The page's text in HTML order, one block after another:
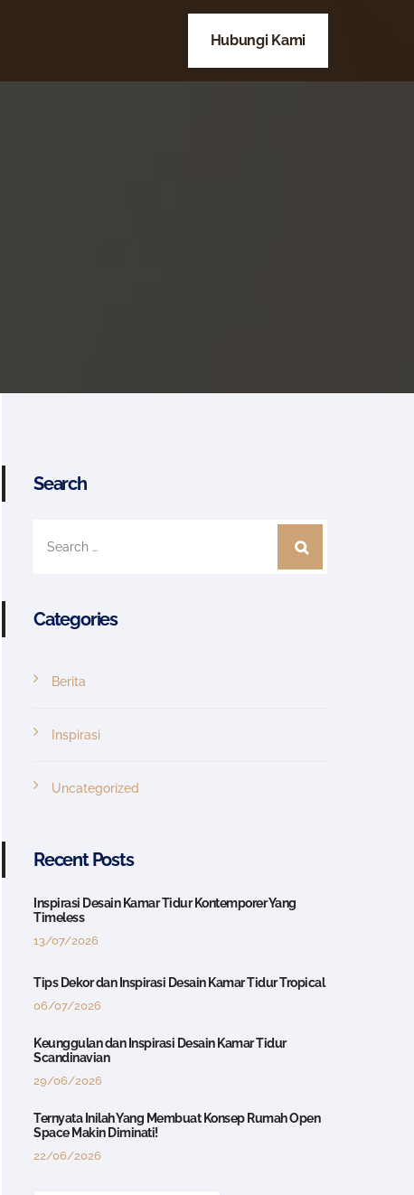
Hubungi Kami
Search
Categories
Berita
Inspirasi
Uncategorized
Recent Posts
Inspirasi Desain Kamar Tidur Kontemporer Yang
Timeless
13/07/2026
Tips Dekor dan Inspirasi Desain Kamar Tidur Tropical
06/07/2026
Keunggulan dan Inspirasi Desain Kamar Tidur
Scandinavian
29/06/2026
Ternyata Inilah Yang Membuat Konsep Rumah Open
Space Makin Diminati!
22/06/2026